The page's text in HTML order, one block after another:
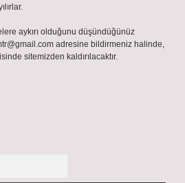
aykırı olduğunu düşündüğünüz
adresine bildirmeniz halinde,
sitemizden kaldırılacaktır.